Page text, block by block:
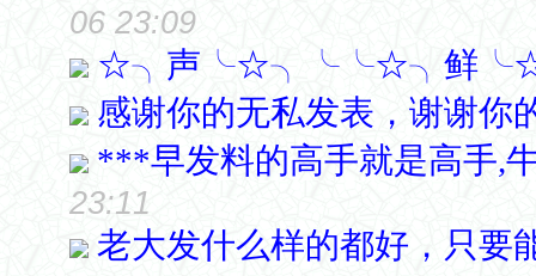
06 23:09
☆╮声╰☆╮╰╰☆╮鲜
感谢你的无私发表，谢谢你
***早发料的高手就是高手,
23:11
老大发什么样的都好，只要